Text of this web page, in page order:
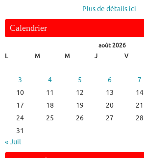
Plus de détails ici.
Calendrier
août 2026
L
M M J V
3
4 5 6 7
10
11 12 13 14
17
18 19 20 21
24
25 26 27 28
31
« Juil